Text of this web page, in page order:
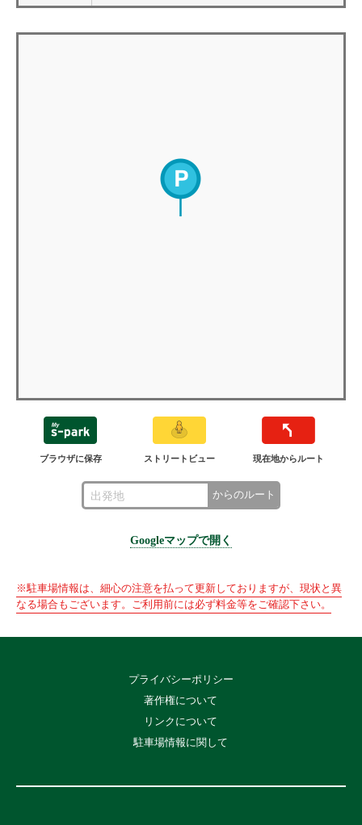
ブラウザに保存 ストリートビュー 現在地からルート
からのルート
Googleマップで開く
※駐車場情報は、細心の注意を払って更新しておりますが、現状と異
なる場合もございます。ご利用前には必ず料金等をご確認下さい。
プライバシーポリシー
著作権について
リンクについて
駐車場情報に関して